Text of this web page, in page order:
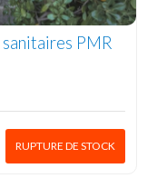
PMR
RUPTURE DE STOCK